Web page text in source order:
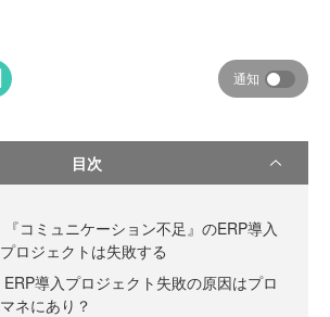
通知
目次
『コミュニケーション不足』のERP導入
プロジェクトは失敗する
ERP導入プロジェクト失敗の原因はプロ
マネにあり？